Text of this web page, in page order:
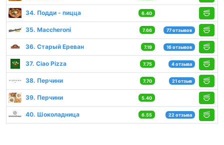
34. Подди - пицца 6.40
35. Maccheroni 7.66 77 отзывов
36. Старый Ереван 7.19 16 отзывов
37. Ciao Pizza 7.75 4 отзыва
38. Перчини 7.70 21 отзыв
39. Перчини 5.40
40. Шоколадница 6.55 22 отзыва